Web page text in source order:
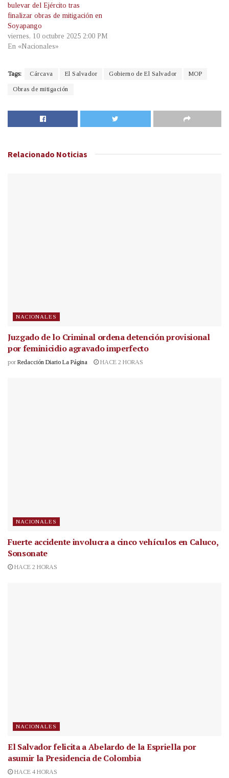
bulevar del Ejército tras
finalizar obras de mitigación en
Soyapango
viernes, 10 octubre 2025 2:00 PM
En «Nacionales»
Tags: Cárcava El Salvador Gobierno de El Salvador MOP
Obras de mitigación
Relacionado Noticias
NACIONALES
Juzgado de lo Criminal ordena detención provisional
por feminicidio agravado imperfecto
por Redacción Diario La Página HACE 2 HORAS
NACIONALES
Fuerte accidente involucra a cinco vehículos en Caluco,
Sonsonate
HACE 2 HORAS
NACIONALES
El Salvador felicita a Abelardo de la Espriella por
asumir la Presidencia de Colombia
HACE 4 HORAS